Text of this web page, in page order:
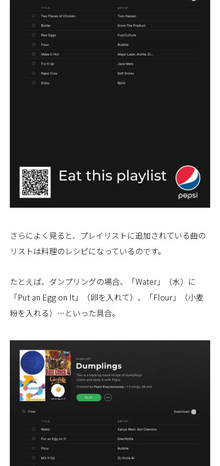
さらによく見ると、プレイリストに追加されている曲の
リストは料理のレシピになっているのです。
たとえば、ダンプリングの場合、「Water」（水）に
「Put an Egg on It」（卵を入れて）、「Flour」（小麦
粉を入れる）…といった具合。